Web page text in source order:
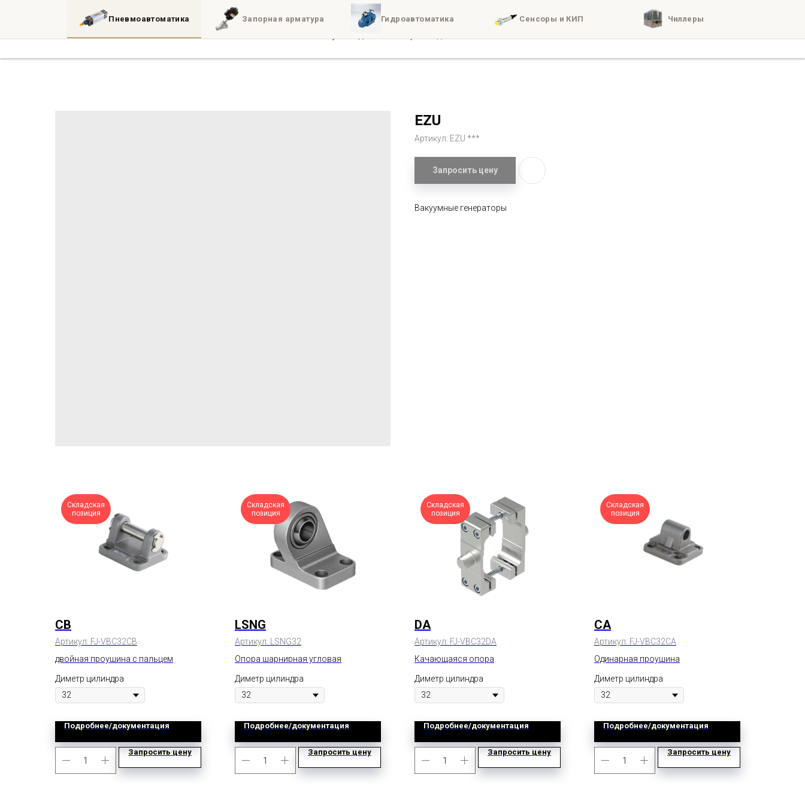
Инженерные утилиты Доставка
Пневмоавтоматика Запорная арматура Гидроавтоматика Сенсоры и КИП Чиллеры
EZU
Артикул: EZU ***
Запросить цену
Вакуумные генераторы
Складская
позиция
CB
Артикул: FJ-VBC32CB
двойная проушина с пальцем
Диметр цилиндра
Подробнее/документация
Запросить цену
Складская
позиция
LSNG
Артикул:
LSNG32
Опора шарнирная угловая
Диметр цилиндра
Подробнее/документация
Запросить цену
Складская
позиция
DA
Артикул: FJ-VBC32DA
Качающаяся опора
Диметр цилиндра
Подробнее/документация
Запросить цену
Складская
позиция
CA
Артикул: FJ-VBC32CA
Одинарная проушина
Диметр цилиндра
Подробнее/документация
Запросить цену